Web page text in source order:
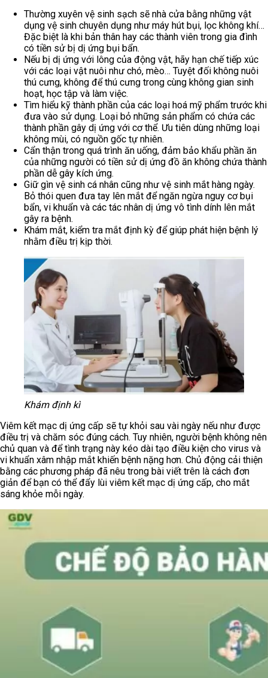
Thường xuyên vệ sinh sạch sẽ nhà cửa bằng những vật
dụng vệ sinh chuyên dụng như máy hút bụi, lọc không khí…
Đặc biệt là khi bản thân hay các thành viên trong gia đình
có tiền sử bị dị ứng bụi bẩn.
Nếu bị dị ứng với lông của động vật, hãy hạn chế tiếp xúc
với các loại vật nuôi như chó, mèo… Tuyệt đối không nuôi
thú cưng, không để thú cưng trong cùng không gian sinh
hoạt, học tập và làm việc.
Tìm hiểu kỹ thành phần của các loại hoá mỹ phẩm trước khi
đưa vào sử dụng. Loại bỏ những sản phẩm có chứa các
thành phần gây dị ứng với cơ thể. Ưu tiên dùng những loại
không mùi, có nguồn gốc tự nhiên.
Cẩn thận trong quá trình ăn uống, đảm bảo khẩu phần ăn
của những người có tiền sử dị ứng đồ ăn không chứa thành
phần dễ gây kích ứng.
Giữ gìn vệ sinh cá nhân cũng như vệ sinh mắt hàng ngày.
Bỏ thói quen đưa tay lên mắt để ngăn ngừa nguy cơ bụi
bẩn, vi khuẩn và các tác nhân dị ứng vô tình dính lên mắt
gây ra bệnh.
Khám mắt, kiểm tra mắt định kỳ để giúp phát hiện bệnh lý
nhằm điều trị kịp thời.
Khám định kì
Viêm kết mạc dị ứng cấp sẽ tự khỏi sau vài ngày nếu như được
điều trị và chăm sóc đúng cách. Tuy nhiên, người bệnh không nên
chủ quan và để tình trạng này kéo dài tạo điều kiện cho virus và
vi khuẩn xâm nhập mắt khiến bệnh nặng hơn. Chủ động cải thiện
bằng các phương pháp đã nêu trong bài viết trên là cách đơn
giản để bạn có thể đẩy lùi viêm kết mạc dị ứng cấp, cho mắt
sáng khỏe mỗi ngày.